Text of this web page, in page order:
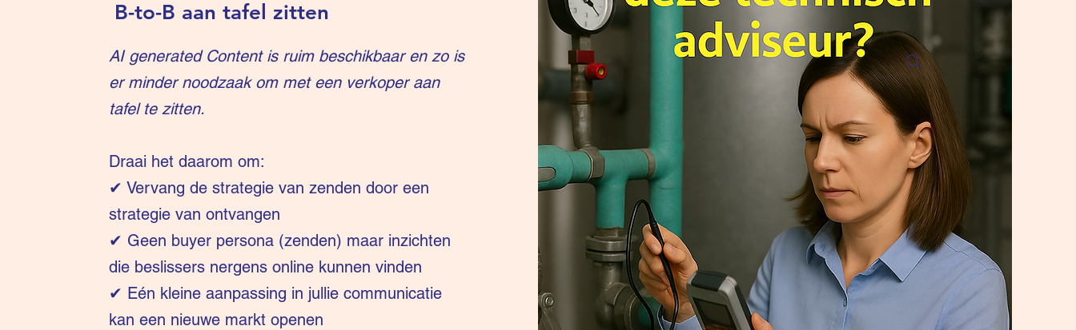
B-to-B aan tafel zitten
AI generated Content is ruim beschikbaar en zo is
er minder noodzaak om met een verkoper aan
tafel te zitten.
Draai het daarom om:
✔ Vervang de strategie van zenden door een
strategie van ontvangen
✔ Geen buyer persona (zenden) maar inzichten
die beslissers nergens online kunnen vinden
✔ Eén kleine aanpassing in jullie communicatie
kan een nieuwe markt openen